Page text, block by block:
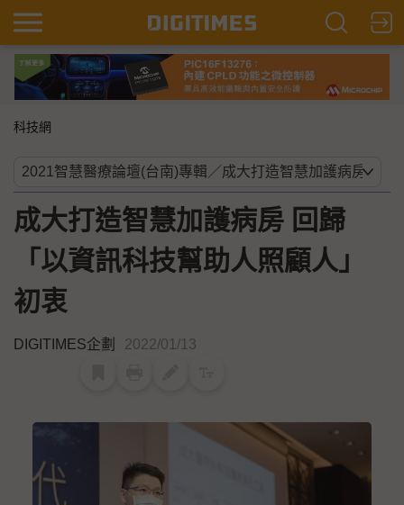
科技網
成大打造智慧加護病房 回歸
「以資訊科技幫助人照顧人」
初衷
DIGITIMES企劃 2022/01/13